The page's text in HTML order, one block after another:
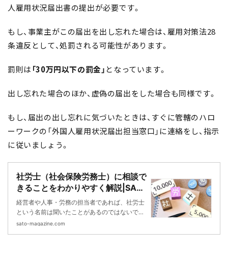
人雇用状況届出書の提出が必要です。
もし、事業主がこの届出を出し忘れた場合は、雇用対策法28
条違反として、処罰される可能性があります。
罰則は 「30万円以下の罰金」 となっています。
出し忘れた場合のほか、虚偽の届出をした場合も同様です。
もし、届出の出し忘れに気づいたときは、すぐに管轄のハロ
ーワークの「外国人雇用状況届出担当窓口」に連絡をし、指示
に従いましょう。
社労士（社会保険労務士）に相談で
きることをわかりやすく解説|SAT
O社会保険労務士法人
経営者や人事・労務の担当者であれば、社労士
という名前は聞いたことがあるのではないでし
ょうか。 ただ、中には「そもそも社労士に何が
sato-magazine.com